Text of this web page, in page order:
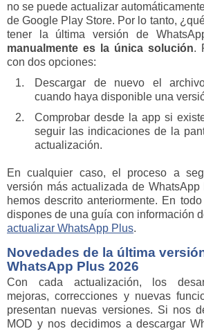
no se puede actualizar
de Google Play Store. Por lo tanto,
tener la última versión de
manualmente es la única solución.
con dos opciones:
Descargar de nuevo el
cuando haya disponible una
Comprobar desde la app si
seguir las indicaciones de la
actualización.
En cualquier caso, el proceso a
versión más actualizada de
hemos descrito anteriormente. En
dispones de una guía con información
actualizar WhatsApp Plus.
Novedades de la última
WhatsApp Plus 2026
Con cada actualización, los
mejoras, correcciones y nuevas
presentan nuevas versiones. Si nos
MOD y nos decidimos a descargar